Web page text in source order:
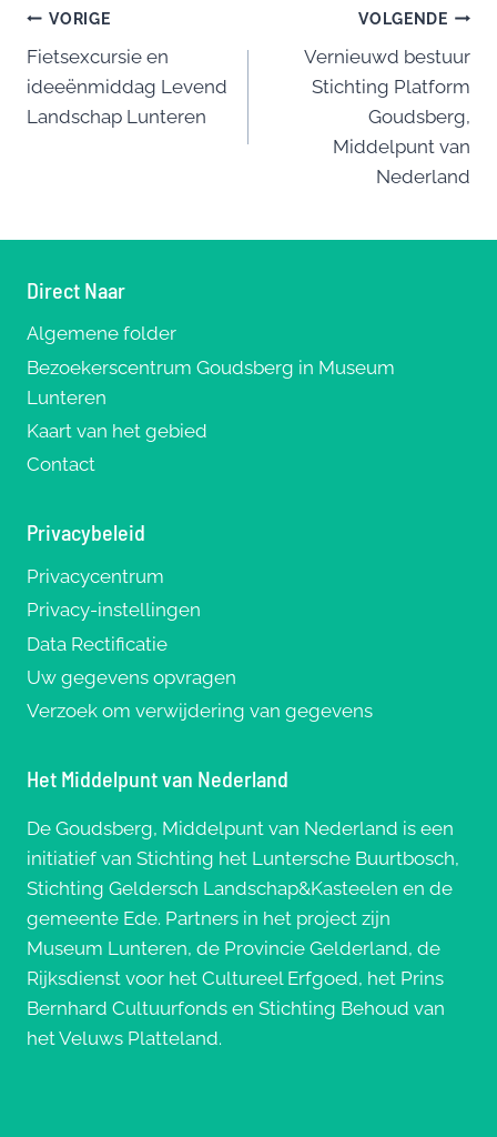
b
o
o
k
Bericht
navigatie
VORIGE
Fietsexcursie en
ideeënmiddag Levend
Landschap Lunteren
VOLGENDE
Vernieuwd bestuur
Stichting Platform
Goudsberg,
Middelpunt van
Nederland
Direct Naar
Algemene folder
Bezoekerscentrum Goudsberg in Museum
Lunteren
Kaart van het gebied
Contact
Privacybeleid
Privacycentrum
Privacy-instellingen
Data Rectificatie
Uw gegevens opvragen
Verzoek om verwijdering van gegevens
Het Middelpunt van Nederland
De Goudsberg, Middelpunt van Nederland is een
initiatief van Stichting het Luntersche Buurtbosch,
Stichting Geldersch Landschap&Kasteelen en de
gemeente Ede. Partners in het project zijn
Museum Lunteren, de Provincie Gelderland, de
Rijksdienst voor het Cultureel Erfgoed, het Prins
Bernhard Cultuurfonds en Stichting Behoud van
het Veluws Platteland.